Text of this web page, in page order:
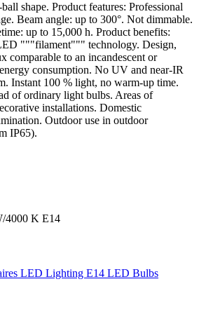
shape. Product features: Professional
Beam angle: up to 300°. Not dimmable.
up to 15,000 h. Product benefits:
"""filament""" technology. Design,
comparable to an incandescent or
consumption. No UV and near-IR
Instant 100 % light, no warm-up time.
of ordinary light bulbs. Areas of
installations. Domestic
Outdoor use in outdoor
IP65).
4000 K E14
LED Lighting E14 LED Bulbs